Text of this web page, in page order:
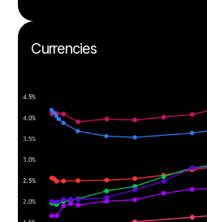
Currencies